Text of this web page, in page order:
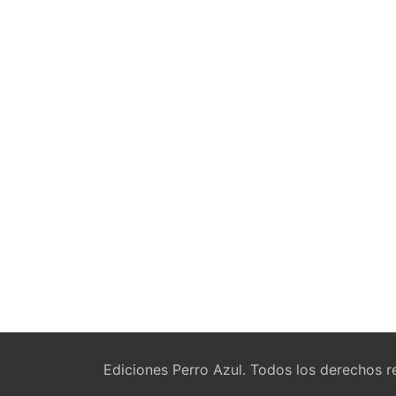
Ediciones Perro Azul. Todos los derechos